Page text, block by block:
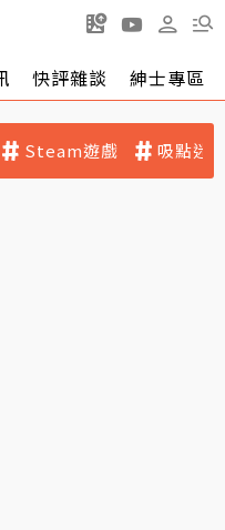
快評雜談 紳士專區
Steam遊戲 吸點迷